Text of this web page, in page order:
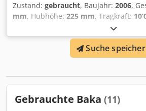
Zustand: gebraucht, Baujahr: 2006,
mm, Hubhöhe: 225 mm, Tragkraft:
Baka EFU 10,0 Antrieb Elektro
2006 Hubhöhe (mm) 225 Tragkraft (kg)
Suche
Gebrauchte Baka (11)